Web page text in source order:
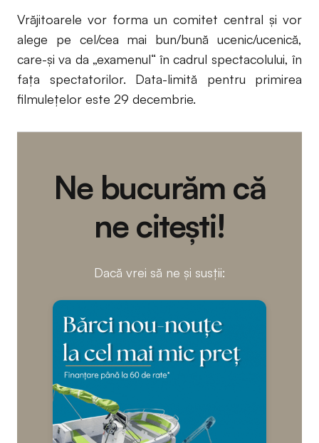
Vrăjitoarele vor forma un comitet central şi vor
alege pe cel/cea mai bun/bună ucenic/ucenică,
care-şi va da „examenul“ în cadrul spectacolului, în
faţa spectatorilor. Data-limită pentru primirea
filmuleţelor este 29 decembrie.
Ne bucurăm că
ne citești!
Dacă vrei să ne și susții: